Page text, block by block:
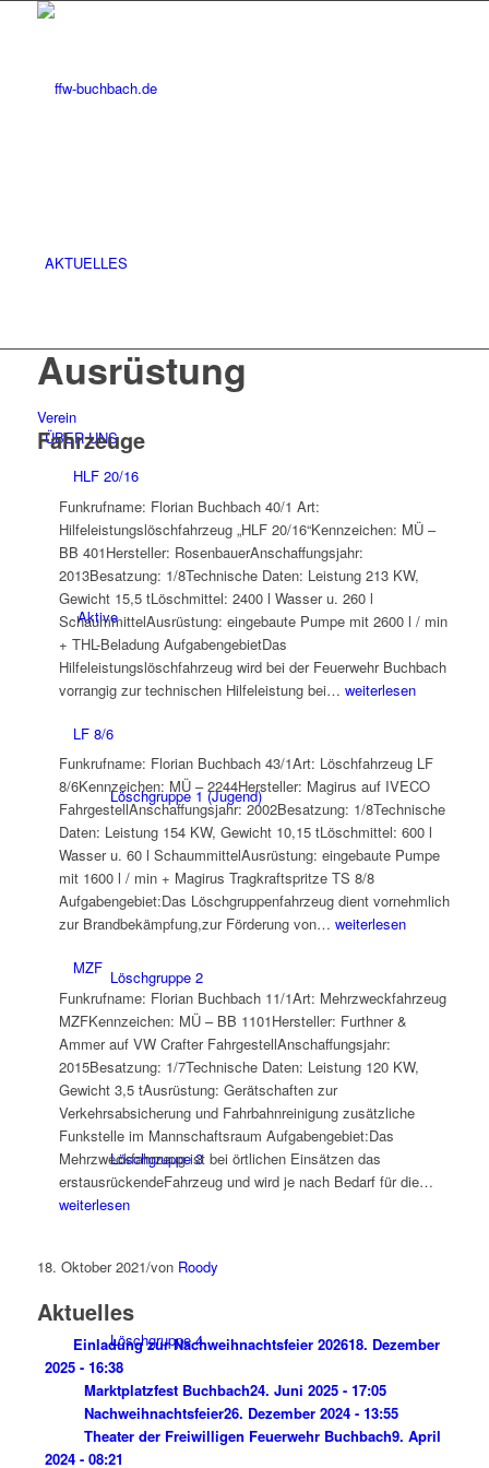
AKTUELLES
ÜBER UNS
Aktive
Löschgruppe 1 (Jugend)
Löschgruppe 2
Löschgruppe 3
Löschgruppe 4
Ausrüstung
Verein
Fahrzeuge
HLF 20/16
Funkrufname: Florian Buchbach 40/1 Art:
Hilfeleistungslöschfahrzeug „HLF 20/16“Kennzeichen: MÜ –
BB 401Hersteller: RosenbauerAnschaffungsjahr:
2013Besatzung: 1/8Technische Daten: Leistung 213 KW,
Gewicht 15,5 tLöschmittel: 2400 l Wasser u. 260 l
SchaummittelAusrüstung: eingebaute Pumpe mit 2600 l / min
+ THL-Beladung AufgabengebietDas
Hilfeleistungslöschfahrzeug wird bei der Feuerwehr Buchbach
vorrangig zur technischen Hilfeleistung bei… HLF
weiterlesen
LF 8/6
Funkrufname: Florian Buchbach 43/1Art: Löschfahrzeug LF
8/6Kennzeichen: MÜ – 2244Hersteller: Magirus auf IVECO
FahrgestellAnschaffungsjahr: 2002Besatzung: 1/8Technische
Daten: Leistung 154 KW, Gewicht 10,15 tLöschmittel: 600 l
Wasser u. 60 l SchaummittelAusrüstung: eingebaute Pumpe
mit 1600 l / min + Magirus Tragkraftspritze TS 8/8
Aufgabengebiet:Das Löschgruppenfahrzeug dient vornehmlich
zur Brandbekämpfung,zur Förderung von… LF
weiterlesen
MZF
Funkrufname: Florian Buchbach 11/1Art: Mehrzweckfahrzeug
MZFKennzeichen: MÜ – BB 1101Hersteller: Furthner &
Ammer auf VW Crafter FahrgestellAnschaffungsjahr:
2015Besatzung: 1/7Technische Daten: Leistung 120 KW,
Gewicht 3,5 tAusrüstung: Gerätschaften zur
Verkehrsabsicherung und Fahrbahnreinigung zusätzliche
Funkstelle im Mannschaftsraum Aufgabengebiet:Das
Mehrzweckfahrzeug ist bei örtlichen Einsätzen das
erstausrückendeFahrzeug und wird je nach Bedarf für die…
weiterlesen
18. Oktober 2021/von Roody
Aktuelles
Einladung zur Nachweihnachtsfeier 202618. Dezember
2025 - 16:38
Marktplatzfest Buchbach24. Juni 2025 - 17:05
Nachweihnachtsfeier26. Dezember 2024 - 13:55
Theater der Freiwilligen Feuerwehr Buchbach9. April
2024 - 08:21